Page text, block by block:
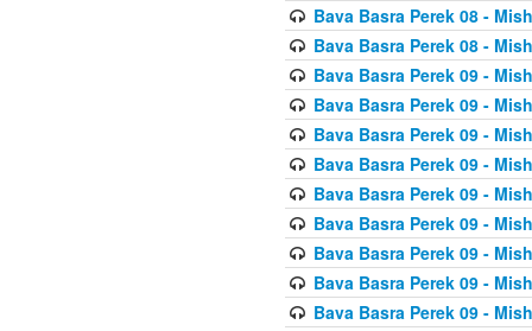
Bava Basra Perek 08 -
Bava Basra Perek 08 -
Bava Basra Perek 09 -
Bava Basra Perek 09 -
Bava Basra Perek 09 -
Bava Basra Perek 09 -
Bava Basra Perek 09 -
Bava Basra Perek 09 -
Bava Basra Perek 09 -
Bava Basra Perek 09 -
Bava Basra Perek 09 -